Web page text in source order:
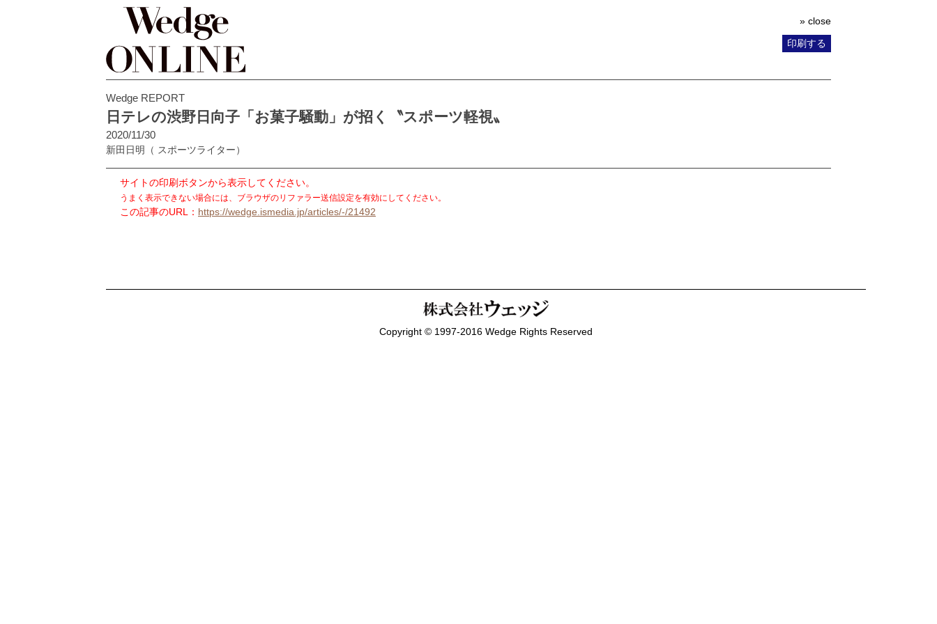
» close
印刷する
Wedge REPORT
日テレの渋野日向子「お菓子騒動」が招く〝スポーツ軽視〟
2020/11/30
新田日明 （ スポーツライター）
サイトの印刷ボタンから表示してください。
うまく表示できない場合には、ブラウザのリファラー送信設定を有効にしてください。
この記事のURL： https://wedge.ismedia.jp/articles/-/21492
Copyright © 1997-2016 Wedge Rights Reserved